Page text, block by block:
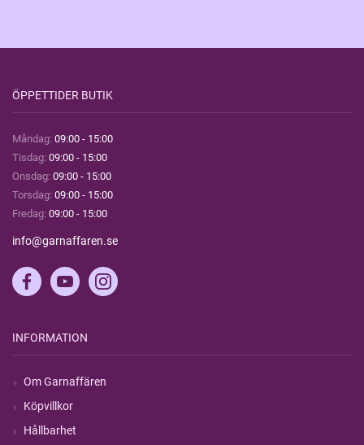
ÖPPETTIDER BUTIK
Måndag: 09:00 - 15:00
Tisdag: 09:00 - 15:00
Onsdag: 09:00 - 15:00
Torsdag: 09:00 - 15:00
Fredag: 09:00 - 15:00
info@garnaffaren.se
INFORMATION
Om Garnaffären
Köpvillkor
Hållbarhet